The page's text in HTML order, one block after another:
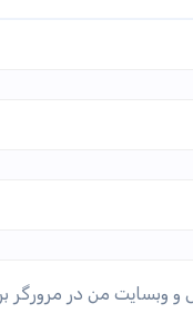
و وبسایت من در مرورگر